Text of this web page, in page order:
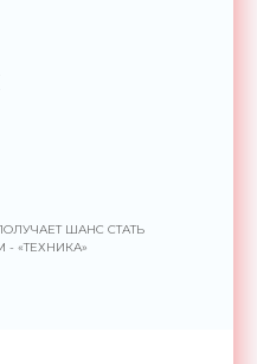
ШАНС СТАТЬ
«ТЕХНИКА»